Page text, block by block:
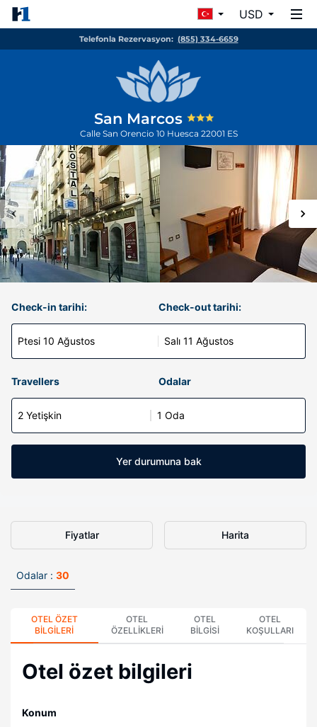
USD
Telefonla Rezervasyon: (855) 334-6659
San Marcos
Calle San Orencio 10 Huesca 22001 ES
Check-in tarihi:
Ptesi 10 Ağustos
Check-out tarihi:
Salı 11 Ağustos
Travellers Odalar
2 Yetişkin 1 Oda
Yer durumuna bak
Fiyatlar Harita
Odalar : 30
OTEL ÖZET
BILGILERI
OTEL
ÖZELLIKLERI
OTEL
BILGISI
OTEL
KOŞULLARI
Otel özet bilgileri
Konum